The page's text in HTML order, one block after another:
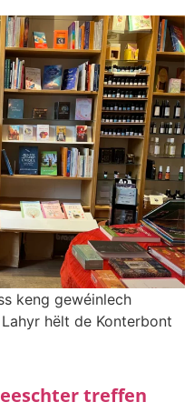
keng gewéinlech
hëlt de Konterbont
treffen